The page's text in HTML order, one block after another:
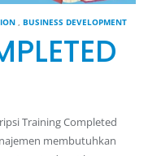
,BUSINESS DEVELOPMENT
Training Completed
membutuhkan